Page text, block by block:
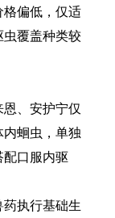
格偏低，仅适
虫覆盖种类较
、安护宁仅
蛔虫，单独
配口服内驱
执行基础生